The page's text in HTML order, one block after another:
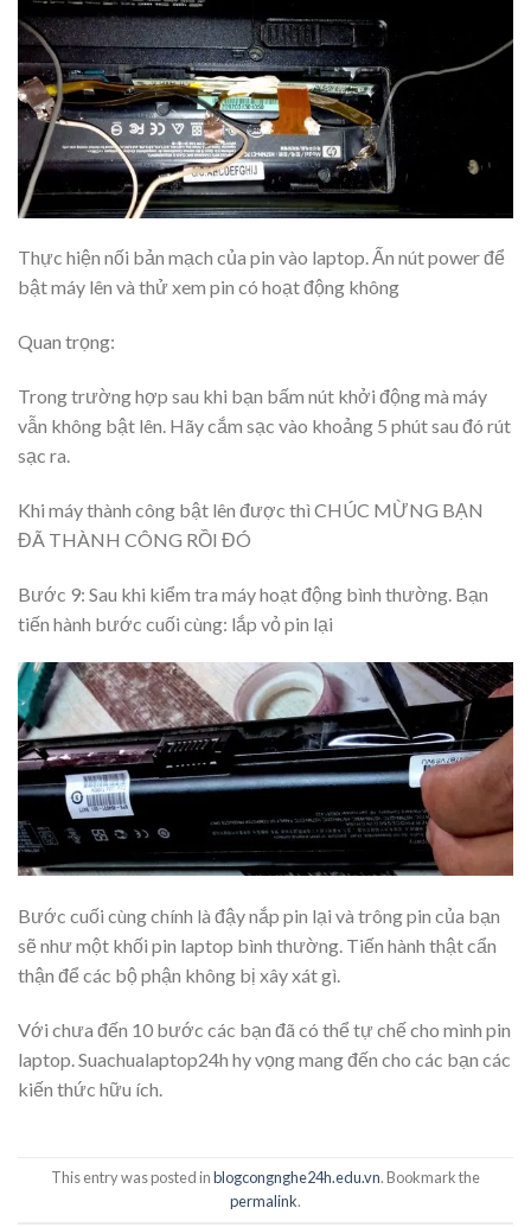
Thực hiện nối bản mạch của pin vào laptop. Ấn nút power để
bật máy lên và thử xem pin có hoạt động không
Quan trọng:
Trong trường hợp sau khi bạn bấm nút khởi động mà máy
vẫn không bật lên. Hãy cắm sạc vào khoảng 5 phút sau đó rút
sạc ra.
Khi máy thành công bật lên được thì CHÚC MỪNG BẠN
ĐÃ THÀNH CÔNG RỒI ĐÓ
Bước 9: Sau khi kiểm tra máy hoạt động bình thường. Bạn
tiến hành bước cuối cùng: lắp vỏ pin lại
Bước cuối cùng chính là đậy nắp pin lại và trông pin của bạn
sẽ như một khối pin laptop bình thường. Tiến hành thật cẩn
thận để các bộ phận không bị xây xát gì.
Với chưa đến 10 bước các bạn đã có thể tự chế cho mình pin
laptop. Suachualaptop24h hy vọng mang đến cho các bạn các
kiến thức hữu ích.
This entry was posted inblogcongnghe24h.edu.vn. Bookmark the
permalink.